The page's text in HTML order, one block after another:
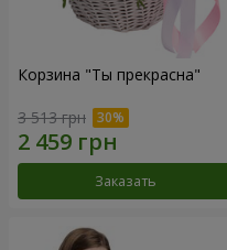
Корзина "Ты прекрасна"
3 513 грн
Заказать